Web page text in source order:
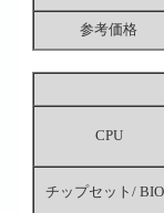
参考価格
CPU
チップセット/